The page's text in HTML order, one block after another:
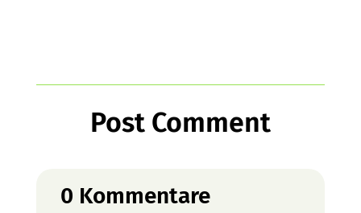
Post Comment
0 Kommentare